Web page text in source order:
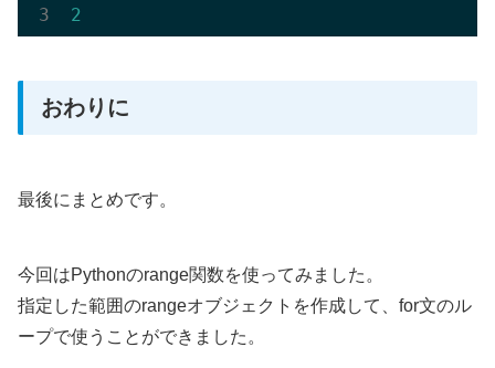
2
おわりに
最後にまとめです。
今回はPythonのrange関数を使ってみました。
指定した範囲のrangeオブジェクトを作成して、for文のル
ープで使うことができました。